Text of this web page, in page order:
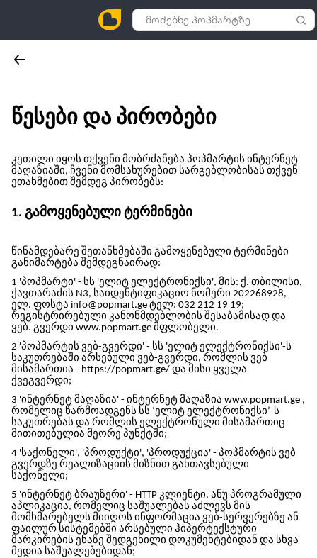
წესები და პირობები
კეთილი იყოს თქვენი მობრძანება პოპმარტის ინტერნეტ
მაღაზიაში, ჩვენი მომსახურებით სარგებლობისას თქვენ
ეთახმებით შემდეგ პირობებს:
1. გამოყენებული ტერმინები
წინამდებარე შეთანხმებაში გამოყენებული ტერმინები
განიმარტება შემდეგნაირად:
1 'პოპმარტი' - სს 'ელიტ ელექტრონიქსი', მის: ქ. თბილისი,
ქავთარაძის N3, საიდენტიფიკაციო ნომერი 202268928,
ელ. ფოსტა info@popmart.ge ტელ: 032 212 19 19;
რეგისტრირებული კანონმდებლობის შესაბამისად და
ვებ. გვერდი www.popmart.ge მფლობელი.
2 'პოპმარტის ვებ-გვერდი' - სს 'ელიტ ელექტრონიქსი'-ს
საკუთრებაში არსებული ვებ-გვერდი, რომლის ვებ
მისამართია - https://popmart.ge/ და მისი ყველა
ქვეგვერდი;
3 'ინტერნეტ მაღაზია' - ინტერნეტ მაღაზია www.popmart.ge ,
რომელიც წარმოადგენს სს ‘ელიტ ელექტრონიქსი’-ს
საკუთრებას და რომლის ელექტრონული მისამართიც
მითითებულია მეორე პუნქტში;
4 'საქონელი', 'პროდუქტი', 'პროდუქცია' - პოპმარტის ვებ
გვერდზე რეალიზაციის მიზნით განთავსებული
საქონელი;
5 'ინტერნეტ ბრაუზერი' - HTTP კლიენტი, ანუ პროგრამული
აპლიკაცია, რომელიც საშუალებას აძლევს მის
მომხმარებელს მიიღოს ინფორმაცია ვებ-სერვერებზე ან
ფაილურ სისტემებში არსებული ჰიპერტექსტური
მარკირების ენაზე შედგენილი დოკუმენტებიდან და სხვა
მედია საშუალებებიდან;